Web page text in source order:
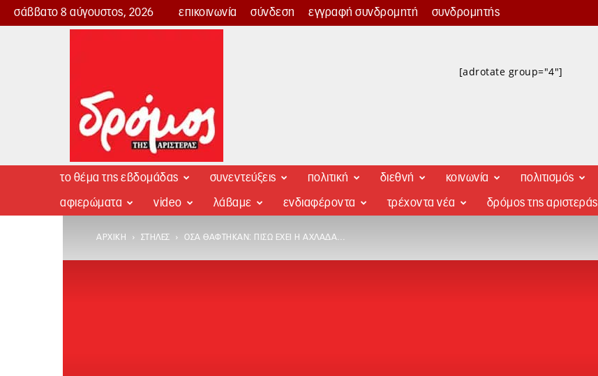
σάββατο 8 αύγουστος, 2026 επικοινωνία σύνδεση εγγραφή συνδρομητή συνδρομητής
Δρόμος
[adrotate group="4"]
το θέμα της εβδομάδας συνεντεύξεις πολιτική διεθνή κοινωνία πολιτισμός
αφιερώματα video λάβαμε ενδιαφέροντα τρέχοντα νέα δρόμος της αριστεράς
ΑΡΧΙΚΉ ΣΤΉΛΕΣ ΌΣΑ ΘΆΦΤΗΚΑΝ: ΠΊΣΩ ΈΧΕΙ Η ΑΧΛΆΔΑ…